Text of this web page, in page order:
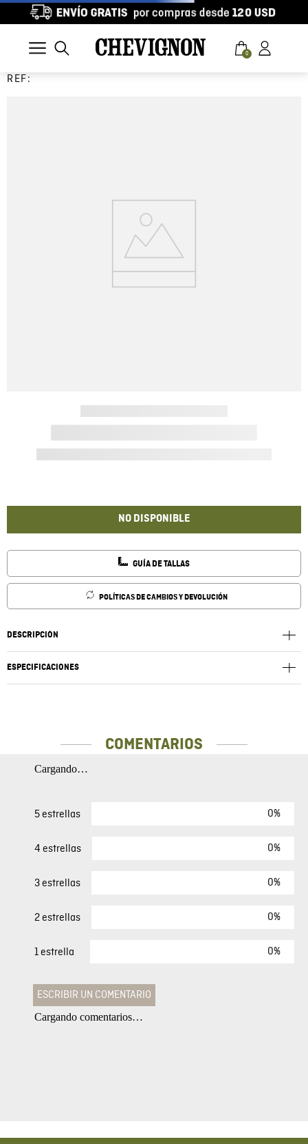
0
REF:
NO DISPONIBLE
GUÍA DE TALLAS
POLÍTICAS DE CAMBIOS Y DEVOLUCIÓN
DESCRIPCIÓN
ESPECIFICACIONES
COMENTARIOS
Cargando…
5 estrellas 0%
4 estrellas 0%
3 estrellas 0%
2 estrellas 0%
1 estrella 0%
ESCRIBIR UN COMENTARIO
Califique el producto de 1 a 5 estrellas
Cargando comentarios…